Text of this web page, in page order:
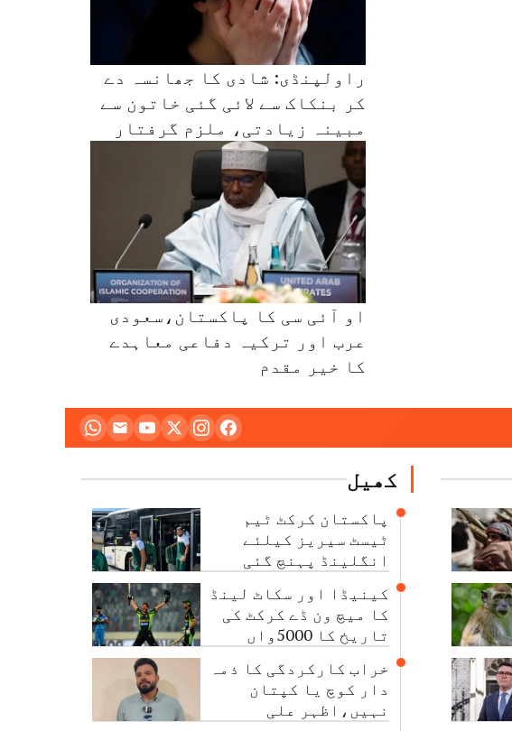
راولپنڈی: شادی کا جھانسہ دے
کر بنکاک سے لائی گئی خاتون سے
مبینہ زیادتی، ملزم گرفتار
او آئی سی کا پاکستان،سعودی
عرب اور ترکیہ دفاعی معاہدے
کا خیر مقدم
کھیل
پاکستان کرکٹ ٹیم
ٹیسٹ سیریز کیلئے
انگلینڈ پہنچ گئی
کینیڈا اور سکاٹ لینڈ
کا میچ ون ڈے کرکٹ کی
تاریخ کا 5000واں
خراب کارکردگی کا ذمہ
دار کوچ یا کپتان
نہیں،اظہر علی